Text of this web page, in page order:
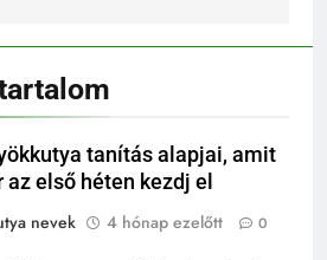
tanítás alapjai, amit
az első héten kezdj el
nevek
4 hónap ezelőtt 0